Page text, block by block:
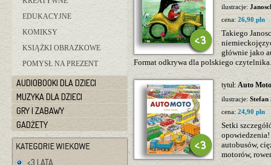
EDUKACYJNE
KOMIKSY
KSIĄŻKI OBRAZKOWE
POMYSŁ NA PREZENT
AUDIOBOOKI DLA DZIECI
MUZYKA DLA DZIECI
GRY I ZABAWY
GADŻETY
<3 LATA
ilustracje:
cena: 26,90 pln
Takiego
głównie jako
Format odkrywa dla polskiego
tytuł: Auto Moto
ilustracje: Stefan
cena: 24,90 pln
Setki
opowiedzenia!
autobusów,
motorów,